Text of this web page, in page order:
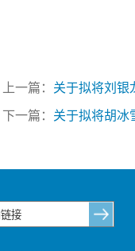
上一篇： 关于拟将刘银
下一篇： 关于拟将胡冰